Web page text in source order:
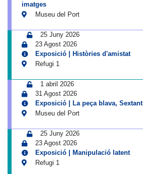
imatges
Museu del Port
25 Juny 2026
23 Agost 2026
Exposició | Històries d'amistat
Refugi 1
1 abril 2026
31 Agost 2026
Exposició | La peça blava, Sextant
Museu del Port
25 Juny 2026
23 Agost 2026
Exposició | Manipulació latent
Refugi 1